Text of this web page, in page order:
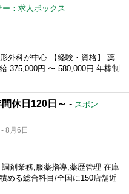
ー：求人ボックス
外科が中心 【経験・資格】 薬
375,000円 〜 580,000円 年棒制
休日120日～ - スポン
8月6日
剤業務,服薬指導,薬歴管理 在庫
める総合科目/全国に150店舗近